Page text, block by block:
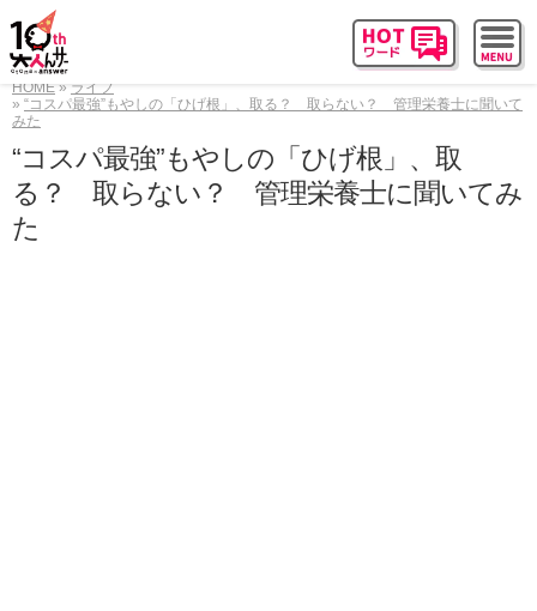
HOME
ライフ
“コスパ最強”もやしの「ひげ根」、取る？ 取らない？ 管理栄養士に聞いて
みた
“コスパ最強”もやしの「ひげ根」、取
る？ 取らない？ 管理栄養士に聞いてみ
た